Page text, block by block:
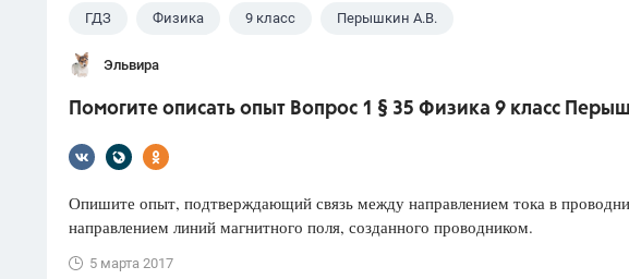
Популярные темы
3273 ответа
3460 ответов
ФИПИ
ответов
Домашнее задание
Школа
ГДЗ Физика 9 класс Перышкин А.В.
Эльвира
Помогите описать опыт Вопрос 1 § 35 Физика 9 класс
Опишите опыт, подтверждающий связь между направлением тока в
направлением линий магнитного поля, созданного проводником.
5 марта 2017